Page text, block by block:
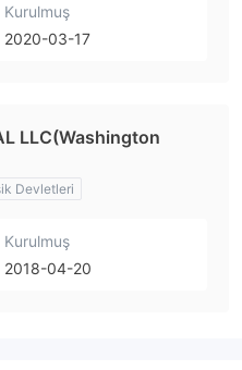
Kurulmuş
2020-03-17
LLC(Washington
Devletleri
Kurulmuş
2018-04-20